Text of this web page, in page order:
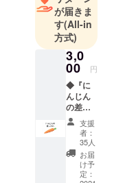
が届きま
す(All-in
方式)
3,0
00 円
◆『に
んじん
の差し
入れ』
CLUB
RIOの馬
たちが
大好き
なおや
支援
者：
35人
お届
け予
定：